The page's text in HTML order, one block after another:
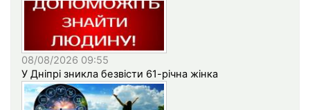
08/08/2026 09:55
У Дніпрі зникла безвісти 61-річна жінка